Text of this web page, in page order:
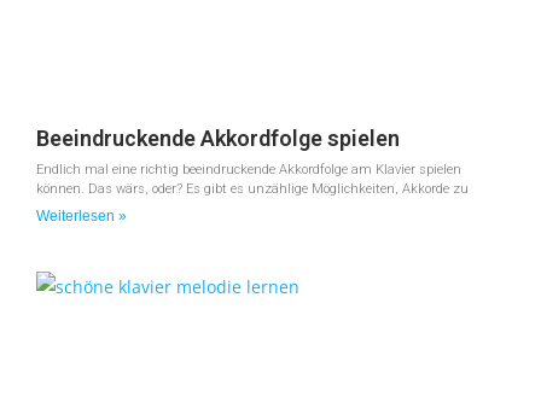
Beeindruckende Akkordfolge spielen
Endlich mal eine richtig beeindruckende Akkordfolge am Klavier spielen
können. Das wärs, oder? Es gibt es unzählige Möglichkeiten, Akkorde zu
Weiterlesen »